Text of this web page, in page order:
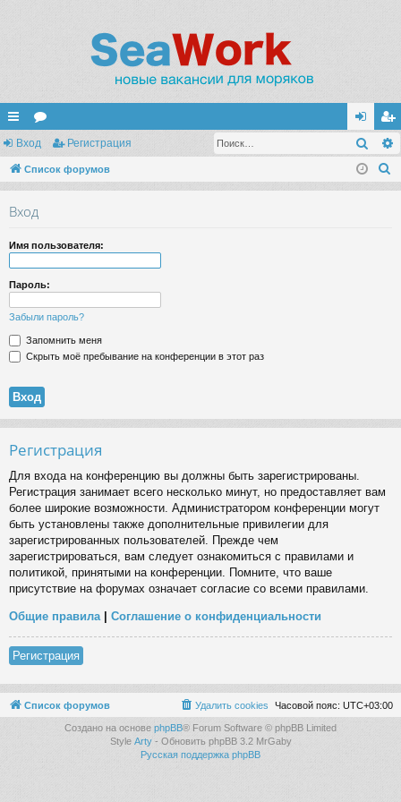
с
ы
ор
ум
хо
д
ег
ис
Вход Регистрация
Список форумов
Вход
Имя пользователя:
Пароль:
Забыли пароль?
Запомнить меня
Скрыть моё пребывание на конференции в этот раз
Регистрация
Для входа на конференцию вы должны быть зарегистрированы.
Регистрация занимает всего несколько минут, но предоставляет вам
более широкие возможности. Администратором конференции могут
быть установлены также дополнительные привилегии для
зарегистрированных пользователей. Прежде чем
зарегистрироваться, вам следует ознакомиться с правилами и
политикой, принятыми на конференции. Помните, что ваше
присутствие на форумах означает согласие со всеми правилами.
Общие правила | Соглашение о конфиденциальности
Регистрация
Список форумов Часовой пояс: UTC+03:00
Удалить cookies
Создано на основе phpBB® Forum Software © phpBB Limited
Style Arty- Обновить phpBB 3.2 MrGaby
Русская поддержка phpBB